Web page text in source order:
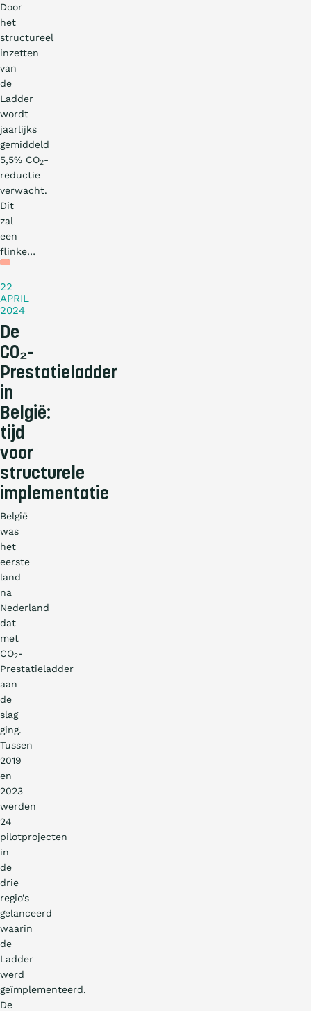
Door
het
structureel
inzetten
van
de
Ladder
wordt
jaarlijks
gemiddeld
5,5% CO2-
reductie
verwacht.
Dit
zal
een
flinke…
Blog
22
APRIL
2024
De
CO₂-
Prestatieladder
in
België:
tijd
voor
structurele
implementatie
België
was
het
eerste
land
na
Nederland
dat
met
CO2-
Prestatieladder
aan
de
slag
ging.
Tussen
2019
en
2023
werden
24
pilotprojecten
in
de
drie
regio’s
gelanceerd
waarin
de
Ladder
werd
geïmplementeerd.
De